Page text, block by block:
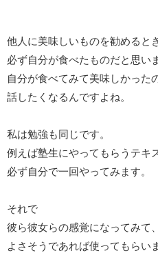
他人に美味しいものを勧めると
必ず自分が食べたものだと思い
自分が食べてみて美味しかった
話したくなるんですよね。
私は勉強も同じです。
例えば塾生にやってもらうテキ
必ず自分で一回やってみます。
それで
彼ら彼女らの感覚になってみて
よさそうであれば使ってもらい